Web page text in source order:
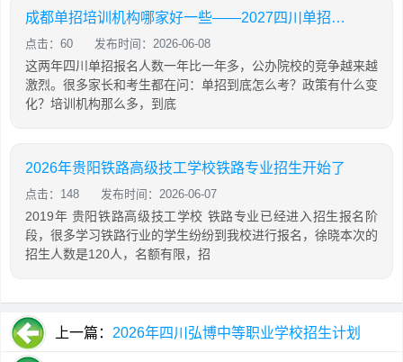
成都单招培训机构哪家好一些——2027四川单招政策与培训机构对比
点击：60 发布时间：2026-06-08
这两年四川单招报名人数一年比一年多，公办院校的竞争越来越
激烈。很多家长和考生都在问：单招到底怎么考？政策有什么变
化？培训机构那么多，到底
2026年贵阳铁路高级技工学校铁路专业招生开始了
点击：148 发布时间：2026-06-07
2019年 贵阳铁路高级技工学校 铁路专业已经进入招生报名阶
段，很多学习铁路行业的学生纷纷到我校进行报名，徐晓本次的
招生人数是120人，名额有限，招
上一篇： 2026年四川弘博中等职业学校招生计划